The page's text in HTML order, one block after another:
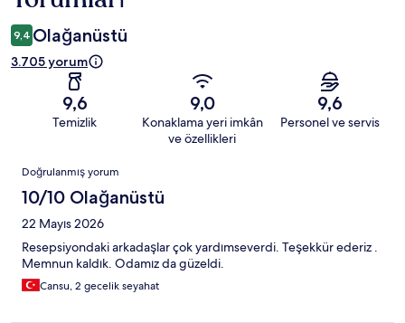
9,4 Olağanüstü
3.705 yorum
9,6
Temizlik
9,0
Konaklama yeri imkân
ve özellikleri
9,6
Personel ve servis
Yorumlar
Doğrulanmış yorum
10/10 Olağanüstü
22 Mayıs 2026
Resepsiyondaki arkadaşlar çok yardımseverdi. Teşekkür ederiz .
Memnun kaldık. Odamız da güzeldi.
Cansu, 2 gecelik seyahat